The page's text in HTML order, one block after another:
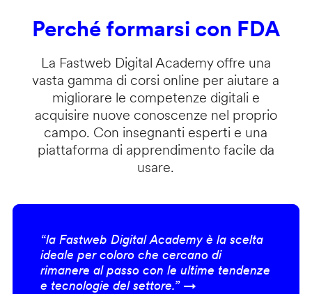
Perché formarsi con FDA
La Fastweb Digital Academy offre una
vasta gamma di corsi online per aiutare a
migliorare le competenze digitali e
acquisire nuove conoscenze nel proprio
campo. Con insegnanti esperti e una
piattaforma di apprendimento facile da
usare.
“la Fastweb Digital Academy è la scelta
ideale per coloro che cercano di
rimanere al passo con le ultime tendenze
e tecnologie del settore.” →